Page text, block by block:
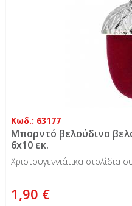
Κωδ.: 63177
Μπορντό βελούδινο
6x10 εκ.
Χριστουγεννιάτικα στολίδια
1,90 €